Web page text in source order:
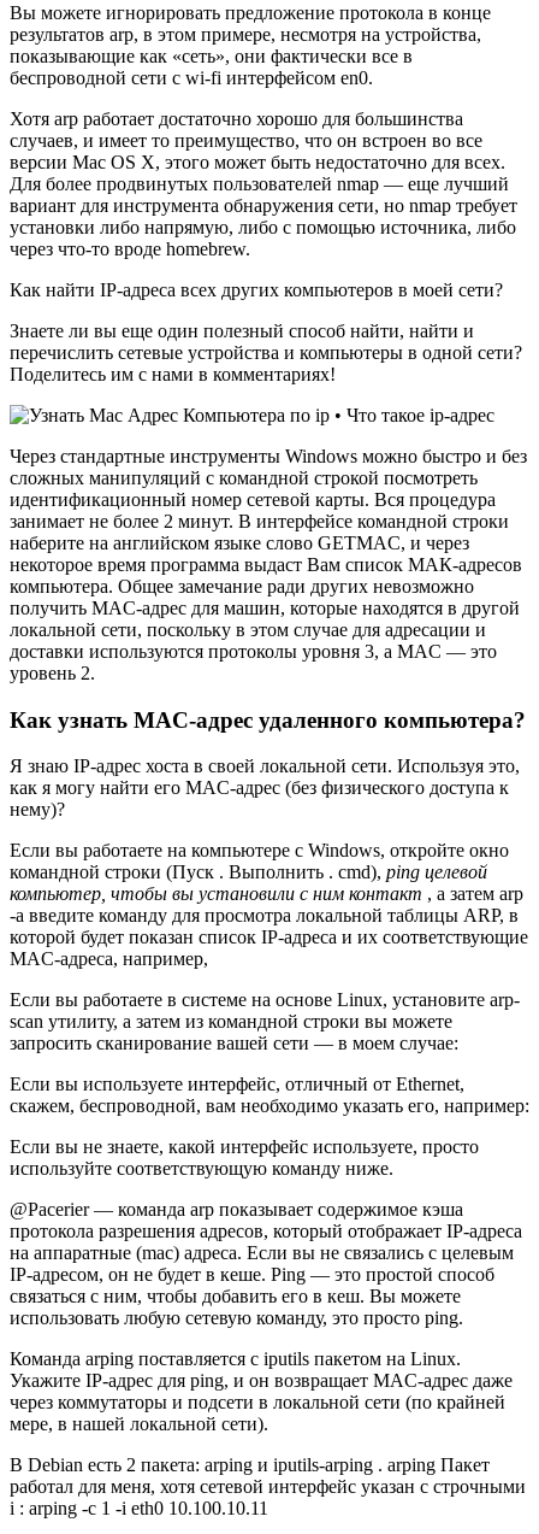
Вы можете игнорировать предложение протокола в конце
результатов arp, в этом примере, несмотря на устройства,
показывающие как «сеть», они фактически все в
беспроводной сети с wi-fi интерфейсом en0.
Хотя arp работает достаточно хорошо для большинства
случаев, и имеет то преимущество, что он встроен во все
версии Mac OS X, этого может быть недостаточно для всех.
Для более продвинутых пользователей nmap — еще лучший
вариант для инструмента обнаружения сети, но nmap требует
установки либо напрямую, либо с помощью источника, либо
через что-то вроде homebrew.
Как найти IP-адреса всех других компьютеров в моей сети?
Знаете ли вы еще один полезный способ найти, найти и
перечислить сетевые устройства и компьютеры в одной сети?
Поделитесь им с нами в комментариях!
Через стандартные инструменты Windows можно быстро и без
сложных манипуляций с командной строкой посмотреть
идентификационный номер сетевой карты. Вся процедура
занимает не более 2 минут. В интерфейсе командной строки
наберите на английском языке слово GETMAC, и через
некоторое время программа выдаст Вам список МАК-адресов
компьютера. Общее замечание ради других невозможно
получить MAC-адрес для машин, которые находятся в другой
локальной сети, поскольку в этом случае для адресации и
доставки используются протоколы уровня 3, а MAC — это
уровень 2.
Как узнать MAC-адрес удаленного компьютера?
Я знаю IP-адрес хоста в своей локальной сети. Используя это,
как я могу найти его MAC-адрес (без физического доступа к
нему)?
Если вы работаете на компьютере с Windows, откройте окно
командной строки (Пуск . Выполнить . cmd), ping целевой
компьютер, чтобы вы установили с ним контакт , а затем arp
-a введите команду для просмотра локальной таблицы ARP, в
которой будет показан список IP-адреса и их соответствующие
MAC-адреса, например,
Если вы работаете в системе на основе Linux, установите arp-
scan утилиту, а затем из командной строки вы можете
запросить сканирование вашей сети — в моем случае:
Если вы используете интерфейс, отличный от Ethernet,
скажем, беспроводной, вам необходимо указать его, например:
Если вы не знаете, какой интерфейс используете, просто
используйте соответствующую команду ниже.
@Pacerier — команда arp показывает содержимое кэша
протокола разрешения адресов, который отображает IP-адреса
на аппаратные (mac) адреса. Если вы не связались с целевым
IP-адресом, он не будет в кеше. Ping — это простой способ
связаться с ним, чтобы добавить его в кеш. Вы можете
использовать любую сетевую команду, это просто ping.
Команда arping поставляется с iputils пакетом на Linux.
Укажите IP-адрес для ping, и он возвращает MAC-адрес даже
через коммутаторы и подсети в локальной сети (по крайней
мере, в нашей локальной сети).
В Debian есть 2 пакета: arping и iputils-arping . arping Пакет
работал для меня, хотя сетевой интерфейс указан с строчными
i : arping -c 1 -i eth0 10.100.10.11